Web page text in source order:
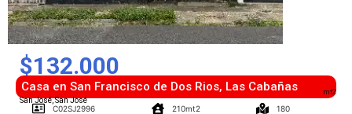
mt2
$132.000
Casa en San Francisco de Dos Rios, Las Cabañas
San José, San José
C02SJ2996 210mt2
180